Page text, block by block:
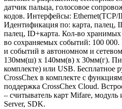
датчик пальца, голосовое
кодов. Интерфейсы: Ethernet(TCP/
Идентификация по: карта, палец,
палец, ID+карта. Кол-во
во сохраняемых событий: 100 000.
и событий в автономном и
130мм(ш) x 140мм(в) x 30мм(г).
комплекте) или USB.
CrossChex в комплекте с
поддержка CrossChex Cloud.
– считыватель карт Mifare,
Server, SDK.